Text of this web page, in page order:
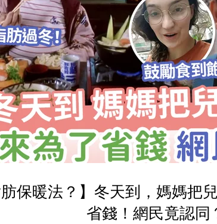
肪保暖法？】冬天到，媽媽把
省錢！網民竟認同